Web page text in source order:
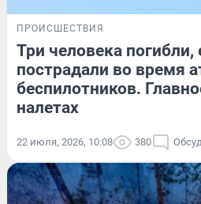
ПРОИСШЕСТВИЯ
Три человека
пострадали во время
беспилотников.
налетах
22 июля, 2026, 10:08 380